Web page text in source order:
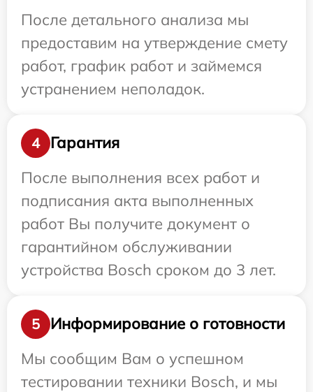
После детального анализа мы
предоставим на утверждение смету
работ, график работ и займемся
устранением неполадок.
4
Гарантия
После выполнения всех работ и
подписания акта выполненных
работ Вы получите документ о
гарантийном обслуживании
устройства Bosch сроком до 3 лет.
5
Информирование о готовности
Мы сообщим Вам о успешном
тестировании техники Bosch, и мы